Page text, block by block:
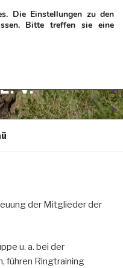
V.
der Mitglieder der
u. a. bei der
führen Ringtraining
Die Einstellungen zu den
Bitte treffen sie eine